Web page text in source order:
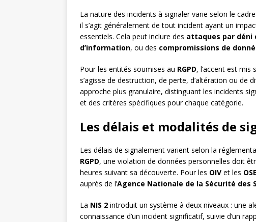
La nature des incidents à signaler varie selon le
il s’agit généralement de tout incident ayant un
essentiels. Cela peut inclure des attaques par déni
d’information, ou des compromissions de
Pour les entités soumises au RGPD, l’accent est mis
s’agisse de destruction, de perte, d’altération ou de
approche plus granulaire, distinguant les incidents
et des critères spécifiques pour chaque catégorie.
Les délais et modalités de
Les délais de signalement varient selon la
RGPD, une violation de données personnelles doit
heures suivant sa découverte. Pour les OIV et les OSE
auprès de l’Agence Nationale de la Sécurité des
La NIS 2 introduit un système à deux niveaux : une
connaissance d’un incident significatif, suivie d’un